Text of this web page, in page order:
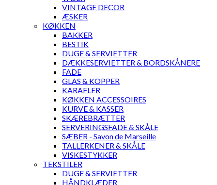
VINTAGE DECOR
ÆSKER
KØKKEN
BAKKER
BESTIK
DUGE & SERVIETTER
DÆKKESERVIETTER & BORDSKÅNERE
FADE
GLAS & KOPPER
KARAFLER
KØKKEN ACCESSOIRES
KURVE & KASSER
SKÆREBRÆTTER
SERVERINGSFADE & SKÅLE
SÆBER - Savon de Marseille
TALLERKENER & SKÅLE
VISKESTYKKER
TEKSTILER
DUGE & SERVIETTER
HÅNDKLÆDER